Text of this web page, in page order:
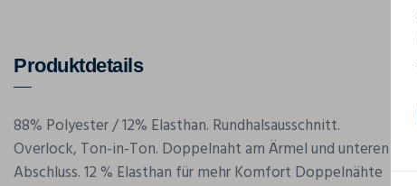
Produktdetails
88% Polyester / 12% Elasthan. Rundhalsausschnitt.
Overlock, Ton-in-Ton. Doppelnaht am Ärmel und unteren
Abschluss. 12 % Elasthan für mehr Komfort Doppelnähte